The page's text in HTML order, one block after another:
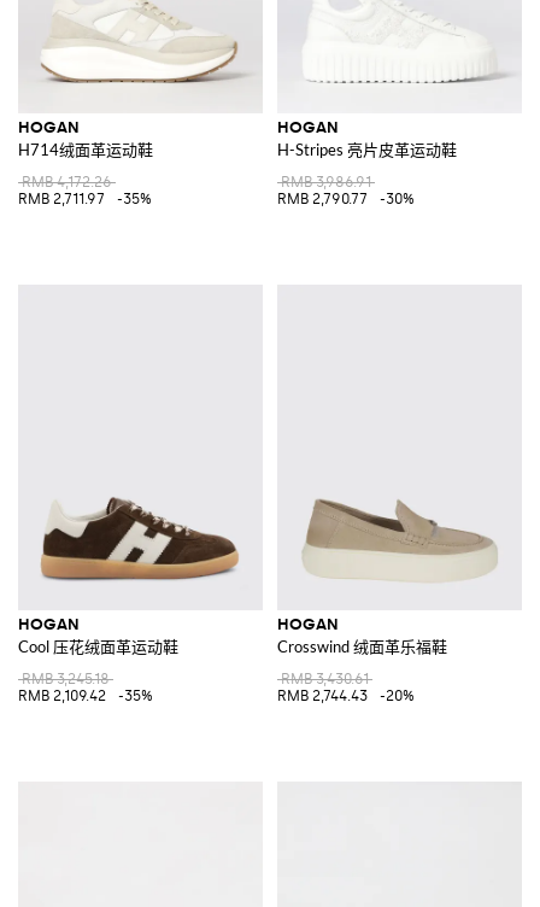
HOGAN
H714绒面革运动鞋
RMB 4,172.26
RMB 2,711.97
-35%
HOGAN
H-Stripes 亮片皮革运动鞋
RMB 3,986.91
RMB 2,790.77
-30%
HOGAN
Cool 压花绒面革运动鞋
RMB 3,245.18
RMB 2,109.42
-35%
HOGAN
Crosswind 绒面革乐福鞋
RMB 3,430.61
RMB 2,744.43
-20%